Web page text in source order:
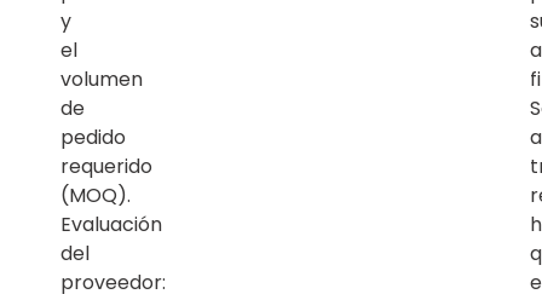
y
el
volumen
de
pedido
requerido
(MOQ).
Evaluación
del
proveedor: